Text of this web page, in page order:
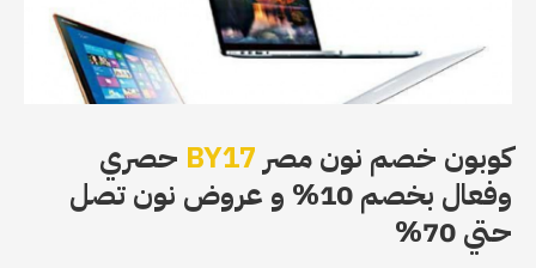
كوبون خصم نون مصر BY17 حصري
وفعال بخصم 10% و عروض نون تصل
حتي 70%